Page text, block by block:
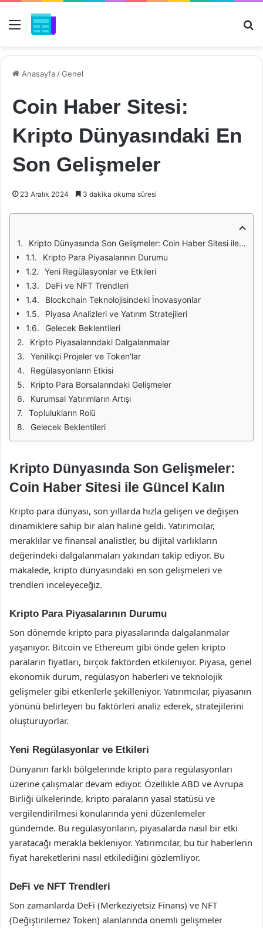
Menü
Anasayfa /Genel
Coin Haber Sitesi:
Kripto Dünyasındaki En
Son Gelişmeler
23 Aralık 2024 3 dakika okuma süresi
Kripto Dünyasında Son Gelişmeler: Coin Haber Sitesi ile Güncel Kalın
Kripto Para Piyasalarının Durumu
Yeni Regülasyonlar ve Etkileri
DeFi ve NFT Trendleri
Blockchain Teknolojisindeki İnovasyonlar
Piyasa Analizleri ve Yatırım Stratejileri
Gelecek Beklentileri
Kripto Piyasalarındaki Dalgalanmalar
Yenilikçi Projeler ve Token'lar
Regülasyonların Etkisi
Kripto Para Borsalarındaki Gelişmeler
Kurumsal Yatırımların Artışı
Toplulukların Rolü
Gelecek Beklentileri
Kripto Dünyasında Son Gelişmeler:
Coin Haber Sitesi ile Güncel Kalın
Kripto para dünyası, son yıllarda hızla gelişen ve değişen
dinamiklere sahip bir alan haline geldi. Yatırımcılar,
meraklılar ve finansal analistler, bu dijital varlıkların
değerindeki dalgalanmaları yakından takip ediyor. Bu
makalede, kripto dünyasındaki en son gelişmeleri ve
trendleri inceleyeceğiz.
Kripto Para Piyasalarının Durumu
Son dönemde kripto para piyasalarında dalgalanmalar
yaşanıyor. Bitcoin ve Ethereum gibi önde gelen kripto
paraların fiyatları, birçok faktörden etkileniyor. Piyasa, genel
ekonomik durum, regülasyon haberleri ve teknolojik
gelişmeler gibi etkenlerle şekilleniyor. Yatırımcılar, piyasanın
yönünü belirleyen bu faktörleri analiz ederek, stratejilerini
oluşturuyorlar.
Yeni Regülasyonlar ve Etkileri
Dünyanın farklı bölgelerinde kripto para regülasyonları
üzerine çalışmalar devam ediyor. Özellikle ABD ve Avrupa
Birliği ülkelerinde, kripto paraların yasal statüsü ve
vergilendirilmesi konularında yeni düzenlemeler
gündemde. Bu regülasyonların, piyasalarda nasıl bir etki
yaratacağı merakla bekleniyor. Yatırımcılar, bu tür haberlerin
fiyat hareketlerini nasıl etkilediğini gözlemliyor.
DeFi ve NFT Trendleri
Son zamanlarda DeFi (Merkeziyetsiz Finans) ve NFT
(Değiştirilemez Token) alanlarında önemli gelişmeler